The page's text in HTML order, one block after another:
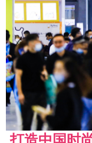
心
中
心
系
我
们